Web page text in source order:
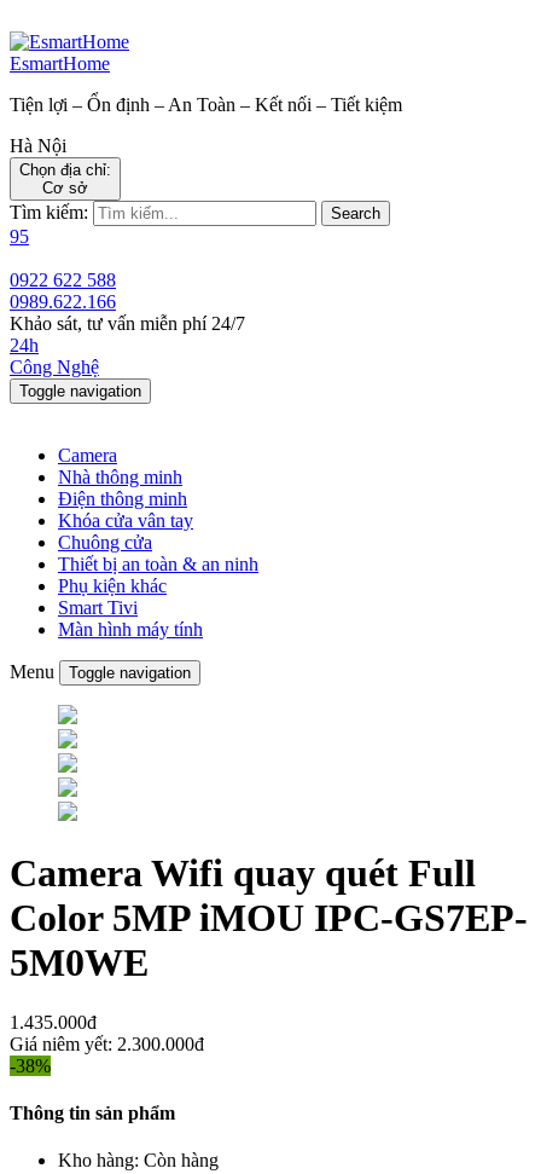
EsmartHome
Tiện lợi – Ổn định – An Toàn – Kết nối – Tiết kiệm
Hà Nội
Chọn địa chỉ:
Cơ sở
Tìm kiếm: Search
95
0922 622 588
0989.622.166
Khảo sát, tư vấn miễn phí 24/7
24h
Công Nghệ
Toggle navigation
Camera
Nhà thông minh
Điện thông minh
Khóa cửa vân tay
Chuông cửa
Thiết bị an toàn & an ninh
Phụ kiện khác
Smart Tivi
Màn hình máy tính
Menu Toggle navigation
Camera Wifi quay quét Full
Color 5MP iMOU IPC-GS7EP-
5M0WE
1.435.000đ
Giá niêm yết: 2.300.000đ
-38%
Thông tin sản phẩm
Kho hàng: Còn hàng